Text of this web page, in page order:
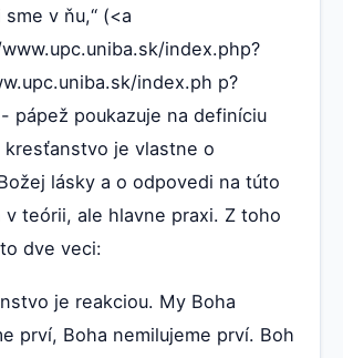
v ňu,“ (<a
index.php?
index.ph p?
pápež poukazuje na definíciu
kresťanstvo je vlastne o
lásky a o odpovedi na túto
v teórii, ale hlavne praxi. Z toho
dve veci:
je reakciou. My Boha
prví, Boha nemilujeme prví. Boh